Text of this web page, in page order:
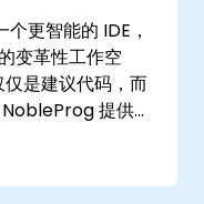
能创造力。
的本地咨询合
成层。我们的重
多步推理管道是
绪性。我们协助
能够在现实业务
提供灵活的
我们可以通过交
作坊，让您的分
更智能的 IDE，
变革性工作空
是建议代码，而
提供专
委托给多个智能
指导您的团队在